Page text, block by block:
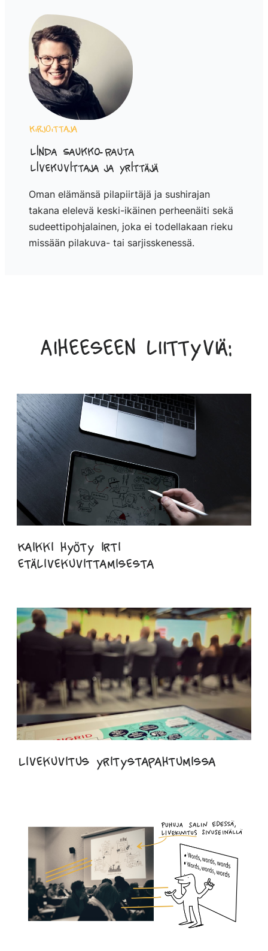
Kirjoittaja
Linda Saukko-Rauta
Livekuvittaja ja yrittäjä
Oman elämänsä pilapiirtäjä ja sushirajan
takana elelevä keski-ikäinen perheenäiti sekä
sudeettipohjalainen, joka ei todellakaan rieku
missään pilakuva- tai sarjisskenessä.
Aiheeseen liittyviä:
Kaikki hyöty irti
etälivekuvittamisesta
Livekuvitus yritystapahtumissa